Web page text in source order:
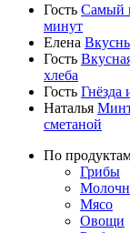
Гость Самый
минут
Елена
Гость
хлеба
Гость Гнёзда
Наталья
сметаной
По
Грибы
Мясо
Овощи